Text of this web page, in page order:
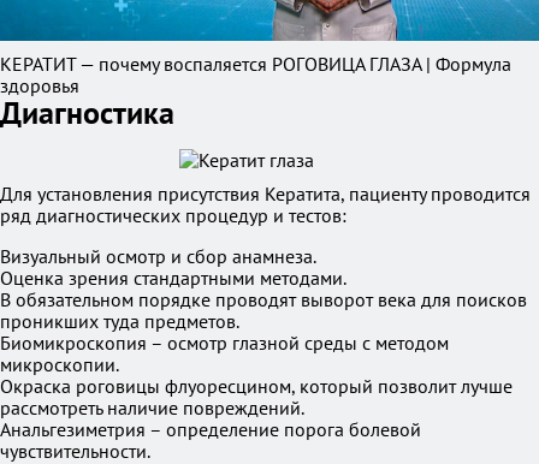
КЕРАТИТ — почему воспаляется РОГОВИЦА ГЛАЗА | Формула
здоровья
Диагностика
Для установления присутствия Кератита, пациенту проводится
ряд диагностических процедур и тестов:
Визуальный осмотр и сбор анамнеза.
Оценка зрения стандартными методами.
В обязательном порядке проводят выворот века для поисков
проникших туда предметов.
Биомикроскопия – осмотр глазной среды с методом
микроскопии.
Окраска роговицы флуоресцином, который позволит лучше
рассмотреть наличие повреждений.
Анальгезиметрия – определение порога болевой
чувствительности.